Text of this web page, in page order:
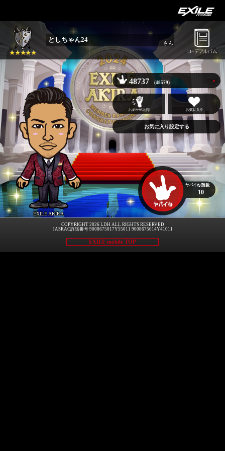
としちゃん24 さん
EXILE AKIRA
48737 (48579)
お気に入り設定する
10
COPYRIGHT 2026 LDH ALL RIGHTS RESERVED
JASRAC許諾番号 9008675017Y55011 9008675014Y41011
EXILE mobile TOP